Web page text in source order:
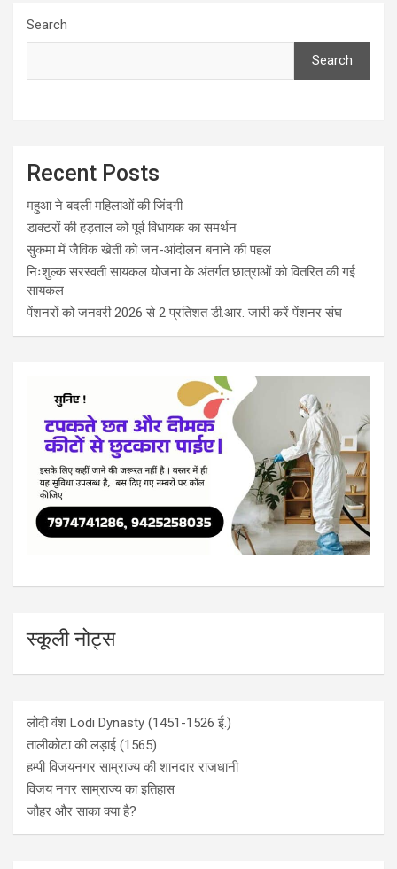
Search
Search
Recent Posts
महुआ ने बदली महिलाओं की जिंदगी
डाक्टरों की हड़ताल को पूर्व विधायक का समर्थन
सुकमा में जैविक खेती को जन-आंदोलन बनाने की पहल
निःशुल्क सरस्वती सायकल योजना के अंतर्गत छात्राओं को वितरित की गई
सायकल
पेंशनरों को जनवरी 2026 से 2 प्रतिशत डी.आर. जारी करें पेंशनर संघ
स्कूली नोट्स
लोदी वंश Lodi Dynasty (1451-1526 ई.)
तालीकोटा की लड़ाई (1565)
हम्पी विजयनगर साम्राज्य की शानदार राजधानी
विजय नगर साम्राज्य का इतिहास
जौहर और साका क्या है?